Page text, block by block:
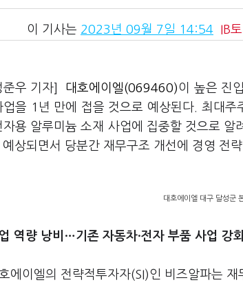
이 기사는 2023년 09월 7일 14:54 IB
준우 기자] 대호에이엘(069460)이 높은 진
업을 1년 만에 접을 것으로 예상된다. 최대
자용 알루미늄 소재 사업에 집중할 것으로
상되면서 당분간 재무구조 개선에 경영 전
대호에이엘 대구 달성군
역량 낭비…기존 자동차·전자 부품 사업 강
에이엘의 전략적투자자(SI)인 비즈알파는